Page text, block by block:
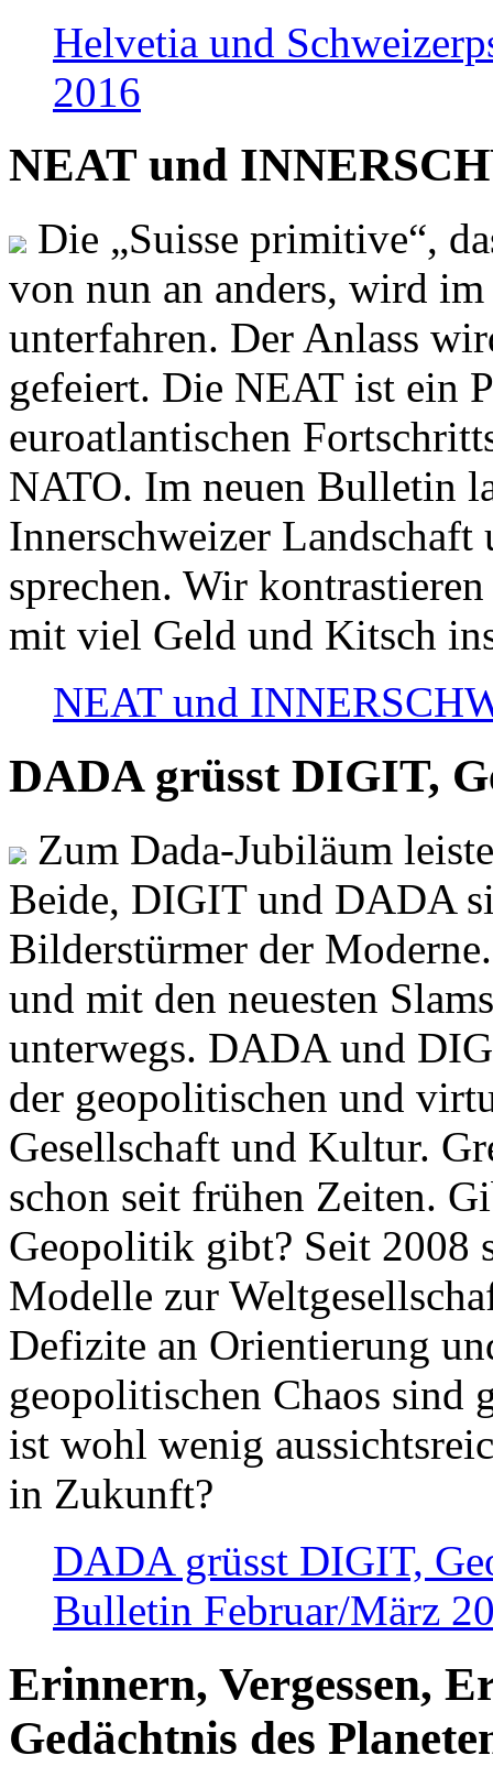
Helvetia und
2016
NEAT und
Die „Suisse primitive“,
von nun an anders, wird
unterfahren. Der Anlass
gefeiert. Die NEAT ist ein
euroatlantischen
NATO. Im neuen Bulletin
Innerschweizer
sprechen. Wir
mit viel Geld und Kitsch
NEAT und
DADA grüsst DIGIT,
Zum Dada-Jubiläum
Beide, DIGIT und DADA
Bilderstürmer der
und mit den neuesten
unterwegs. DADA und
der geopolitischen und
Gesellschaft und Kultur.
schon seit frühen Zeiten.
Geopolitik gibt? Seit 2008
Modelle zur
Defizite an Orientierung
geopolitischen Chaos sind
ist wohl wenig
in Zukunft?
DADA grüsst DIGIT,
Bulletin Februar/März
Erinnern, Vergessen,
Gedächtnis des